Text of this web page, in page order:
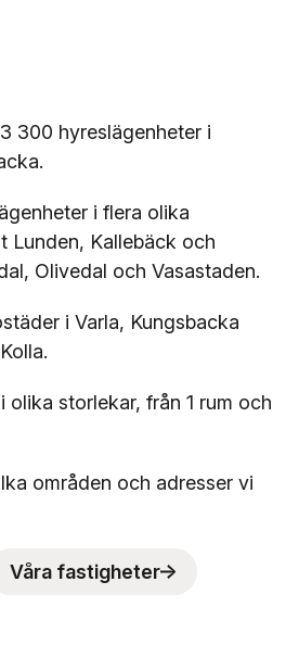
300 hyreslägenheter i
i flera olika
Lunden, Kallebäck och
Olivedal och Vasastaden.
i Varla, Kungsbacka
olika storlekar, från 1 rum och
områden och adresser vi
Våra fastigheter